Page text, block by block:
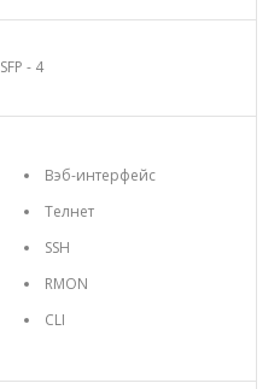
SFP - 4
Вэб-интерфейс
Teлнет
SSH
RMON
CLI